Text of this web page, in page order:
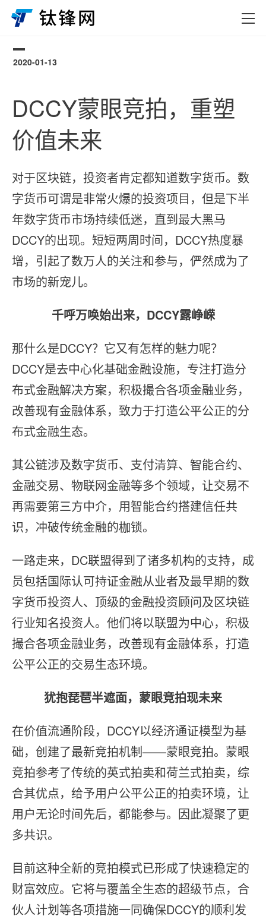
2020-01-13
DCCY蒙眼竞拍，重塑
价值未来
对于区块链，投资者肯定都知道数字货币。数
字货币可谓是非常火爆的投资项目，但是下半
年数字货币市场持续低迷，直到最大黑马
DCCY的出现。短短两周时间，DCCY热度暴
增，引起了数万人的关注和参与，俨然成为了
市场的新宠儿。
千呼万唤始出来，DCCY露峥嵘
那什么是DCCY？它又有怎样的魅力呢？
DCCY是去中心化基础金融设施，专注打造分
布式金融解决方案，积极撮合各项金融业务，
改善现有金融体系，致力于打造公平公正的分
布式金融生态。
其公链涉及数字货币、支付清算、智能合约、
金融交易、物联网金融等多个领域，让交易不
再需要第三方中介，用智能合约搭建信任共
识，冲破传统金融的枷锁。
一路走来，DC联盟得到了诸多机构的支持，成
员包括国际认可持证金融从业者及最早期的数
字货币投资人、顶级的金融投资顾问及区块链
行业知名投资人。他们将以联盟为中心，积极
撮合各项金融业务，改善现有金融体系，打造
公平公正的交易生态环境。
犹抱琵琶半遮面，蒙眼竞拍现未来
在价值流通阶段，DCCY以经济通证模型为基
础，创建了最新竞拍机制——蒙眼竞拍。蒙眼
竞拍参考了传统的英式拍卖和荷兰式拍卖，综
合其优点，给予用户公平公正的拍卖环境，让
用户无论时间先后，都能参与。因此凝聚了更
多共识。
目前这种全新的竞拍模式已形成了快速稳定的
财富效应。它将与覆盖全生态的超级节点，合
伙人计划等各项措施一同确保DCCY的顺利发